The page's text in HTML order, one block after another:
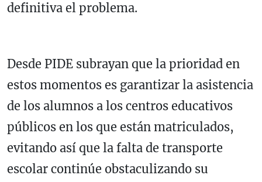
definitiva el problema.
Desde PIDE subrayan que la prioridad en
estos momentos es garantizar la asistencia
de los alumnos a los centros educativos
públicos en los que están matriculados,
evitando así que la falta de transporte
escolar continúe obstaculizando su